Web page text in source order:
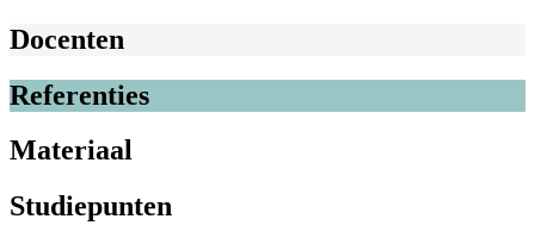
Docenten
Referenties
Materiaal
Studiepunten